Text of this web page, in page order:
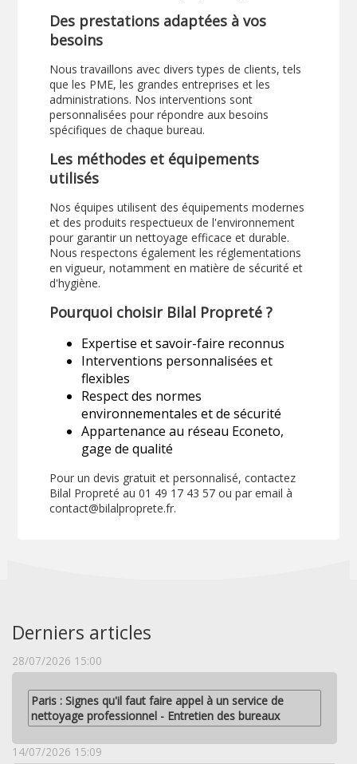
Des prestations adaptées à vos
besoins
Nous travaillons avec divers types de clients, tels
que les PME, les grandes entreprises et les
administrations. Nos interventions sont
personnalisées pour répondre aux besoins
spécifiques de chaque bureau.
Les méthodes et équipements
utilisés
Nos équipes utilisent des équipements modernes
et des produits respectueux de l'environnement
pour garantir un nettoyage efficace et durable.
Nous respectons également les réglementations
en vigueur, notamment en matière de sécurité et
d'hygiène.
Pourquoi choisir Bilal Propreté ?
Expertise et savoir-faire reconnus
Interventions personnalisées et
flexibles
Respect des normes
environnementales et de sécurité
Appartenance au réseau Econeto,
gage de qualité
Pour un devis gratuit et personnalisé, contactez
Bilal Propreté au 01 49 17 43 57 ou par email à
contact@bilalproprete.fr.
Derniers articles
28/07/2026 15:00
Paris : Signes qu'il faut faire appel à un service de
nettoyage professionnel - Entretien des bureaux
14/07/2026 15:09